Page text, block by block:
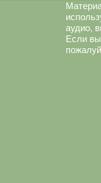
аудио,
Если вы